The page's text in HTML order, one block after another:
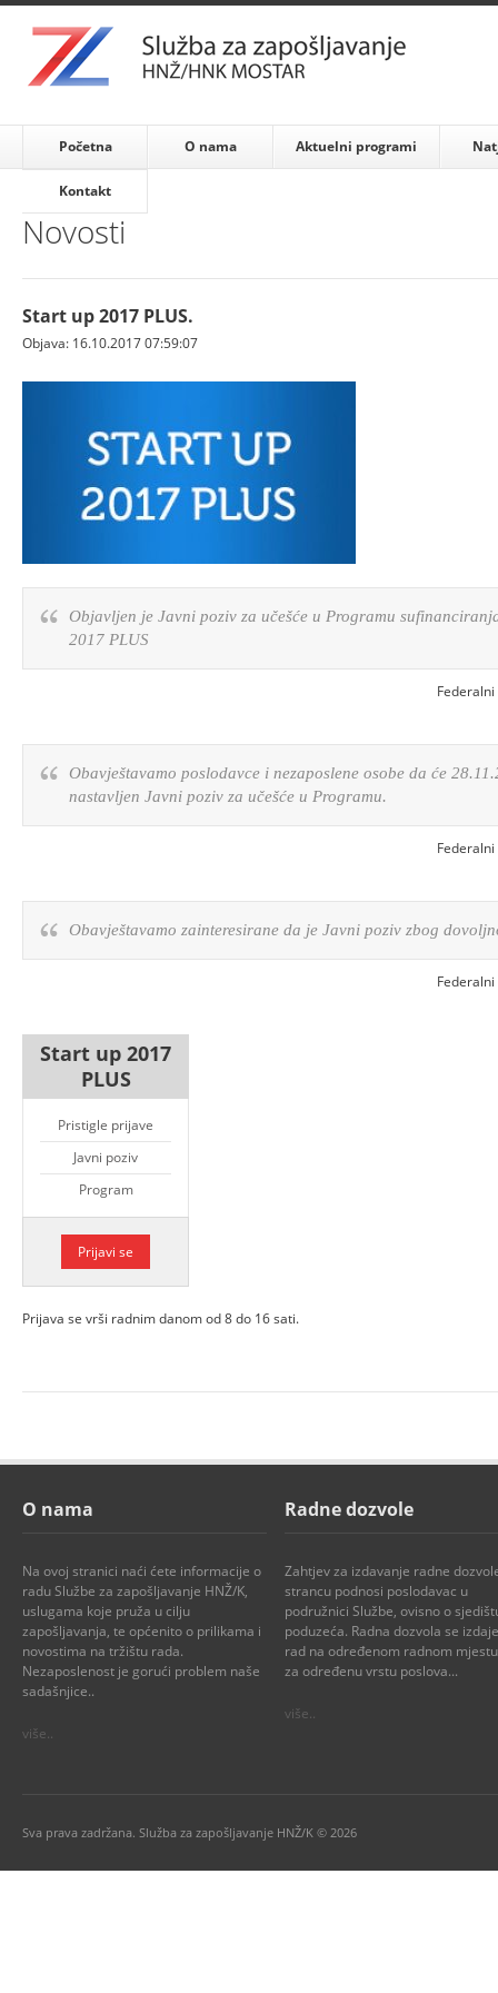
Početna O nama Aktuelni programi
Kontakt
Novosti
Start up 2017 PLUS.
Objava: 16.10.2017 07:59:07
Objavljen je Javni poziv za učešće u Programu
2017 PLUS
Obavještavamo poslodavce i nezaposlene osobe da će
nastavljen Javni poziv za učešće u Programu.
Obavještavamo zainteresirane da je Javni poziv zbog
Start up 2017
PLUS
Pristigle prijave
Javni poziv
Program
Prijavi se
Prijava se vrši radnim danom od 8 do 16 sati.
O nama
Na ovoj stranici naći ćete informacije o
radu Službe za zapošljavanje HNŽ/K,
uslugama koje pruža u cilju
zapošljavanja, te općenito o prilikama i
novostima na tržištu rada.
Nezaposlenost je gorući problem naše
sadašnjice..
više..
Radne dozvole
Zahtjev za izdavanje radne
strancu podnosi poslodavac u
podružnici Službe, ovisno o
poduzeća. Radna dozvola se
rad na određenom radnom
za određenu vrstu poslova...
više..
Sva prava zadržana. Služba za zapošljavanje HNŽ/K © 2026